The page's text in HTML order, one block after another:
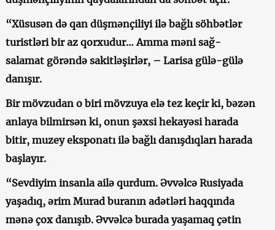
“Xüsusən də qan düşmənçiliyi ilə bağlı söhbətlər
turistləri bir az qorxudur… Amma məni sağ-
salamat görəndə sakitləşirlər, – Larisa gülə-gülə
danışır.
Bir mövzudan o biri mövzuya elə tez keçir ki, bəzən
anlaya bilmirsən ki, onun şəxsi hekayəsi harada
bitir, muzey eksponatı ilə bağlı danışdıqları harada
başlayır.
“Sevdiyim insanla ailə qurdum. Əvvəlcə Rusiyada
yaşadıq, ərim Murad buranın adətləri haqqında
mənə çox danışıb. Əvvəlcə burada yaşamaq çətin